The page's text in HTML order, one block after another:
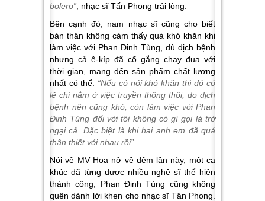
bolero” , nhạc sĩ Tấn Phong trải lòng.
Bên cạnh đó, nam nhạc sĩ cũng cho biết
bản thân không cảm thấy quá khó khăn khi
làm việc với Phan Đinh Tùng, dù dịch bệnh
nhưng cả ê-kíp đã cố gắng chạy đua với
thời gian, mang đến sản phẩm chất lượng
nhất có thể: “Nếu có nói khó khăn thì đó có
lẽ chỉ nằm ở việc truyền thông thôi, do dịch
bệnh nên cũng khó, còn làm việc với Phan
Đinh Tùng đối với tôi không có gì gọi là trở
ngại cả. Đặc biệt là khi hai anh em đã quá
thân thiết với nhau rồi”.
Nói về MV Hoa nở về đêm lần này, một ca
khúc đã từng được nhiều nghệ sĩ thể hiện
thành công, Phan Đinh Tùng cũng không
quên dành lời khen cho nhạc sĩ Tân Phong.